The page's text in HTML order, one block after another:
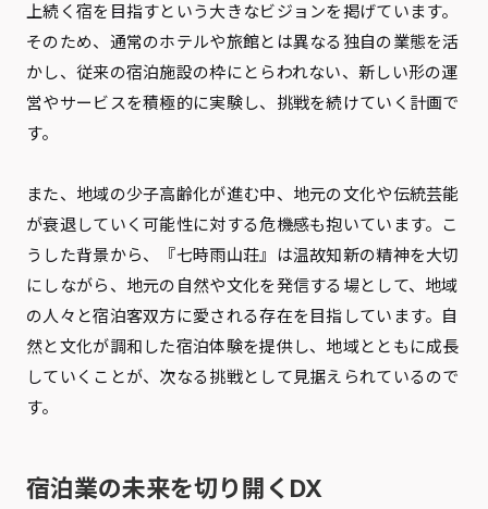
上続く宿を目指すという大きなビジョンを掲げています。
そのため、通常のホテルや旅館とは異なる独自の業態を活
かし、従来の宿泊施設の枠にとらわれない、新しい形の運
営やサービスを積極的に実験し、挑戦を続けていく計画で
す。
また、地域の少子高齢化が進む中、地元の文化や伝統芸能
が衰退していく可能性に対する危機感も抱いています。こ
うした背景から、『七時雨山荘』は温故知新の精神を大切
にしながら、地元の自然や文化を発信する場として、地域
の人々と宿泊客双方に愛される存在を目指しています。自
然と文化が調和した宿泊体験を提供し、地域とともに成長
していくことが、次なる挑戦として見据えられているので
す。
宿泊業の未来を切り開くDX